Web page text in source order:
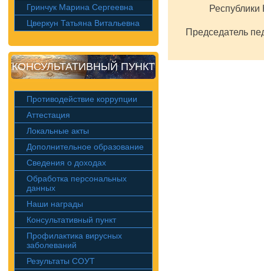
Гринчук Марина Сергеевна
Цверкун Татьяна Витальевна
КОНСУЛЬТАТИВНЫЙ ПУНКТ
Противодействие коррупции
Аттестация
Локальные акты
Дополнительное образование
Сведения о доходах
Обработка персональных
данных
Наши награды
Консультативный пункт
Профилактика вирусных
заболеваний
Результаты СОУТ
Председатель